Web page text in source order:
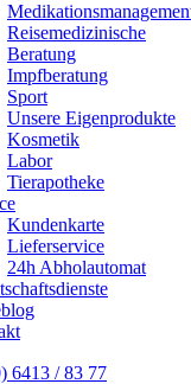
Reisemedizinische
Beratung
Impfberatung
Sport
Unsere Eigenprodukte
Kosmetik
Labor
Tierapotheke
Kundenkarte
Lieferservice
24h Abholautomat
6413 / 83 77